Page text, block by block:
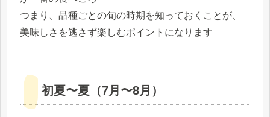
つまり、品種ごとの旬の時期を知っておくことが、
美味しさを逃さず楽しむポイントになります
初夏〜夏（7月〜8月）